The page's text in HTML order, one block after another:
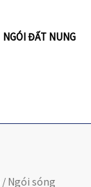
NGÓI ĐẤT NUNG
/ Ngói sóng